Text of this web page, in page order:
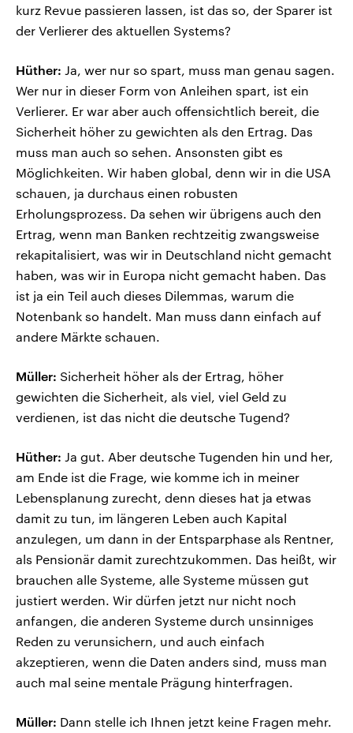
kurz Revue passieren lassen, ist das so, der Sparer ist
der Verlierer des aktuellen Systems?
Hüther: Ja, wer nur so spart, muss man genau sagen.
Wer nur in dieser Form von Anleihen spart, ist ein
Verlierer. Er war aber auch offensichtlich bereit, die
Sicherheit höher zu gewichten als den Ertrag. Das
muss man auch so sehen. Ansonsten gibt es
Möglichkeiten. Wir haben global, denn wir in die USA
schauen, ja durchaus einen robusten
Erholungsprozess. Da sehen wir übrigens auch den
Ertrag, wenn man Banken rechtzeitig zwangsweise
rekapitalisiert, was wir in Deutschland nicht gemacht
haben, was wir in Europa nicht gemacht haben. Das
ist ja ein Teil auch dieses Dilemmas, warum die
Notenbank so handelt. Man muss dann einfach auf
andere Märkte schauen.
Müller: Sicherheit höher als der Ertrag, höher
gewichten die Sicherheit, als viel, viel Geld zu
verdienen, ist das nicht die deutsche Tugend?
Hüther: Ja gut. Aber deutsche Tugenden hin und her,
am Ende ist die Frage, wie komme ich in meiner
Lebensplanung zurecht, denn dieses hat ja etwas
damit zu tun, im längeren Leben auch Kapital
anzulegen, um dann in der Entsparphase als Rentner,
als Pensionär damit zurechtzukommen. Das heißt, wir
brauchen alle Systeme, alle Systeme müssen gut
justiert werden. Wir dürfen jetzt nur nicht noch
anfangen, die anderen Systeme durch unsinniges
Reden zu verunsichern, und auch einfach
akzeptieren, wenn die Daten anders sind, muss man
auch mal seine mentale Prägung hinterfragen.
Müller: Dann stelle ich Ihnen jetzt keine Fragen mehr.